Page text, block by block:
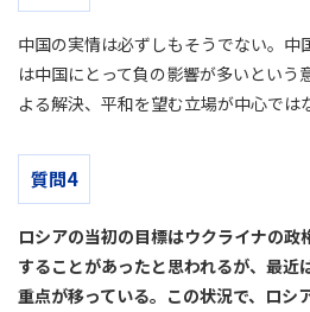
中国の実情は必ずしもそうでない。中
は中国にとって負の影響が多いという
よる解決、平和を望む立場が中心では
質問4
ロシアの当初の目標はウクライナの政
することがあったと思われるが、最近
重点が移っている。この状況で、ロシ